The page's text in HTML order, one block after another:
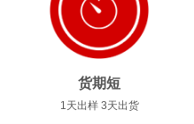
货期短
1天出样 3天出货